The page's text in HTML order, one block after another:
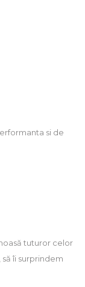
si de
tuturor celor
îi surprindem